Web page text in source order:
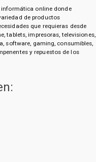
informática online donde
de productos
que requieras desde
tablets, impresoras, televisiones,
software, gaming, consumibles,
y repuestos de los